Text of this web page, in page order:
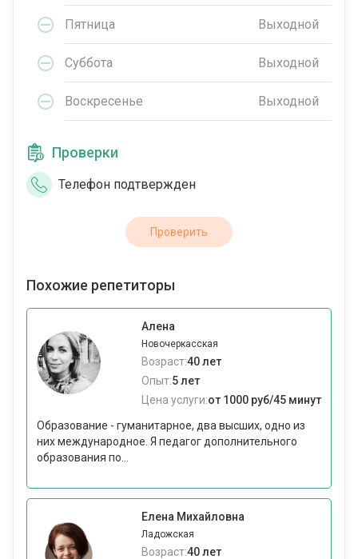
Пятница Выходной
Суббота Выходной
Воскресенье Выходной
Проверки
Телефон подтвержден
Проверить
Похожие репетиторы
Алена
Новочеркасская
Возраст:40 лет
Опыт:5 лет
Цена услуги:от 1000 руб/45 минут
Образование - гуманитарное, два высших, одно из
них международное. Я педагог дополнительного
образования по...
Елена Михайловна
Ладожская
Возраст:40 лет